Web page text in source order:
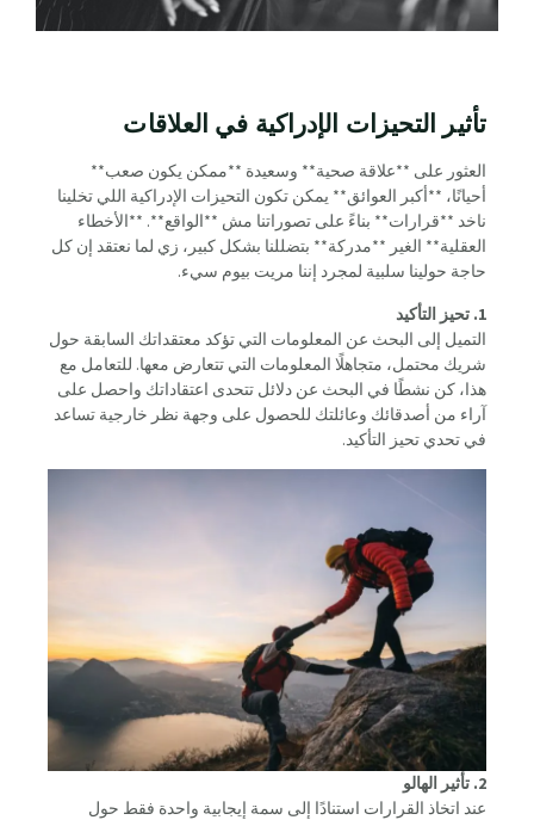
تأثير التحيزات الإدراكية في العلاقات
العثور على **علاقة صحية** وسعيدة **ممكن يكون صعب**
أحيانًا، **أكبر العوائق** يمكن تكون التحيزات الإدراكية اللي تخلينا
ناخد **قرارات** بناءً على تصوراتنا مش **الواقع**. **الأخطاء
العقلية** الغير **مدركة** بتضللنا بشكل كبير، زي لما نعتقد إن كل
حاجة حولينا سلبية لمجرد إننا مريت بيوم سيء.
1. تحيز التأكيد
التميل إلى البحث عن المعلومات التي تؤكد معتقداتك السابقة حول
شريك محتمل، متجاهلًا المعلومات التي تتعارض معها. للتعامل مع
هذا، كن نشطًا في البحث عن دلائل تتحدى اعتقاداتك واحصل على
آراء من أصدقائك وعائلتك للحصول على وجهة نظر خارجية تساعد
في تحدي تحيز التأكيد.
2. تأثير الهالو
عند اتخاذ القرارات استنادًا إلى سمة إيجابية واحدة فقط حول